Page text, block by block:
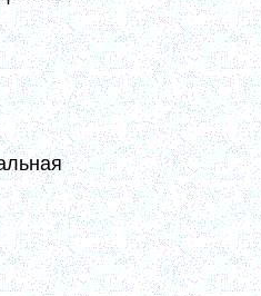
заведет
мыслей конец. С
новый перестрой
368-369)
плод
как небо от
и устремление их к
– ста ток крове... а